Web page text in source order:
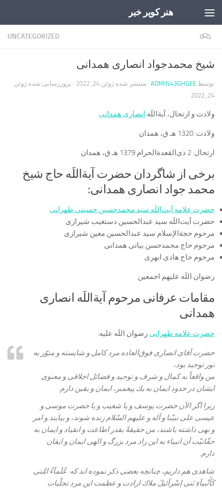
هنر کویر خبر
UNCATEGORIZED 0
شیخ محمدجواد انصاری همدانی
توسط ADMIN43GHGEE · منتشر شده ژوئن 24, 2022 · بروزرسانی شده ژوئن
24, 2022
ولادت و ارتحال، آیةاللَه انصاری همدانی
ولادت:
ارتحال:
برخی از شاگردان حضرت آیةاللَه حاج شیخ
محمد جواد انصاری همدانی:
حضرت علامه آیت‌اللَه سید محمدحسین حسینی طهرانی
حضرت آیت‌اللَه سید عبدالحسین دستغیب شیرازی
مرحوم حجةالإسلام سید عبدالحسین معین شیرازی
مرحوم حاج محمدحسن بیاتی همدانی
مرحوم حاج هادی ابهری
رضوان اللَه علیهم اجمعین
مقامات عرفانی مرحوم آیةاللَه انصاری
همدانی
حضرت علامه طهرانی رضوان اللَه علیه:
حضرت آقاى انصارى فوق‏‌العاده مرد كامل و شايسته و منوّر به
نور توحيد بود،
من واقعاً به كمال و شرف و توحيد و فضائل اخلاقى و معنوى
ايشان در حدود ايمان به يك پيغمبر، ايمان و يقين دارم.
زيرا اگر الآن حضرت يوسف و يا شعيب و يا حضرت موسى و
عيسى على نبيّنا و آله و عليهم السّلام زنده شوند، و بيايند و امر
و نهى داشته باشند، من حقيقةً بقدر اطاعت و انقياد و ايمان به
حقّانيّت آن انبياء به اين راد مرد بزرگ و الهى ايمان و ايقان
دارم.
شاهدى هم داريم، چنانچه بعضى ذكر نموده ‏اند كه: عُلَمآءُ امَّتى
كَأَنْبيآءِ بَنى إسْرآئيلَ‏ ملاك ارادت و عظمت اين مرد تجلّيات